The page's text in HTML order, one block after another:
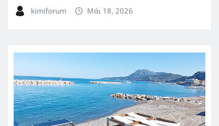
kimiforum Μάι 18, 2026